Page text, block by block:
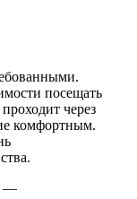
посещать
через
комфортным.
—